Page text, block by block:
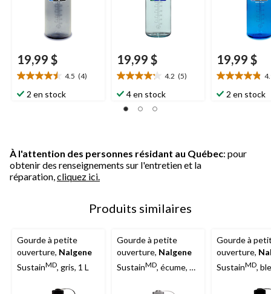
19,99 $
4.5 (4)
4.5
étoile(s)
2 en stock
19,99 $
4.2 (5)
4.2
étoile(s)
sur
4 en stock
19,99 $
4.9
étoile(s)
2 en stock
À l'attention des personnes résidant au Québec: pour
obtenir des renseignements sur l'entretien et la
réparation, cliquez ici.
Produits similaires
Gourde à petite
ouverture, Nalgene
SustainMD, gris, 1 L
Gourde à petite
ouverture, Nalgene
SustainMD, écume, 1
Gourde à
ouverture,
SustainMD,